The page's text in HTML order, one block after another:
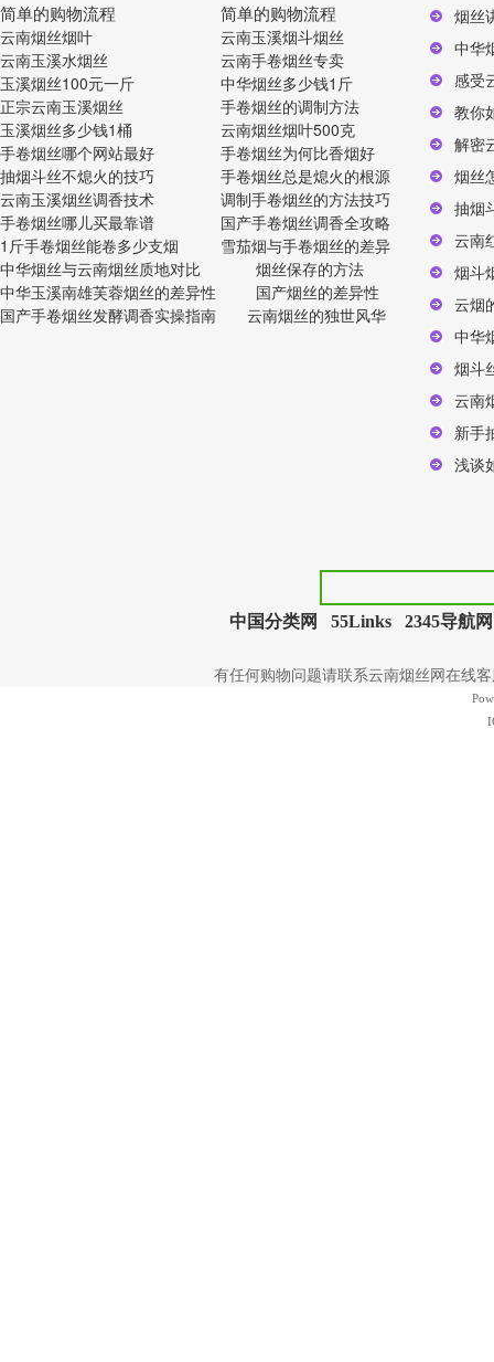
简单的购物流程
云南烟丝烟叶
云南玉溪水烟丝
玉溪烟丝100元一斤
正宗云南玉溪烟丝
玉溪烟丝多少钱1桶
手卷烟丝哪个网站最好
抽烟斗丝不熄火的技巧
云南玉溪烟丝调香技术
手卷烟丝哪儿买最靠谱
1斤手卷烟丝能卷多少支烟
中华烟丝与云南烟丝质地对比
中华玉溪南雄芙蓉烟丝的差异性
国产手卷烟丝发酵调香实操指南
简单的购物流程
云南玉溪烟斗烟丝
云南手卷烟丝专卖
中华烟丝多少钱1斤
手卷烟丝的调制方法
云南烟丝烟叶500克
手卷烟丝为何比香烟好
手卷烟丝总是熄火的根源
调制手卷烟丝的方法技巧
国产手卷烟丝调香全攻略
雪茄烟与手卷烟丝的差异
烟丝保存的方法
国产烟丝的差异性
云南烟丝的独世风华
烟丝
中华
感受
教你
解密
烟丝
抽烟
云南
烟斗
云烟
中华
烟斗
云南
新手
浅谈
中国分类网 55Links 2345导航网
有任何购物问题请联系云南烟丝网在线